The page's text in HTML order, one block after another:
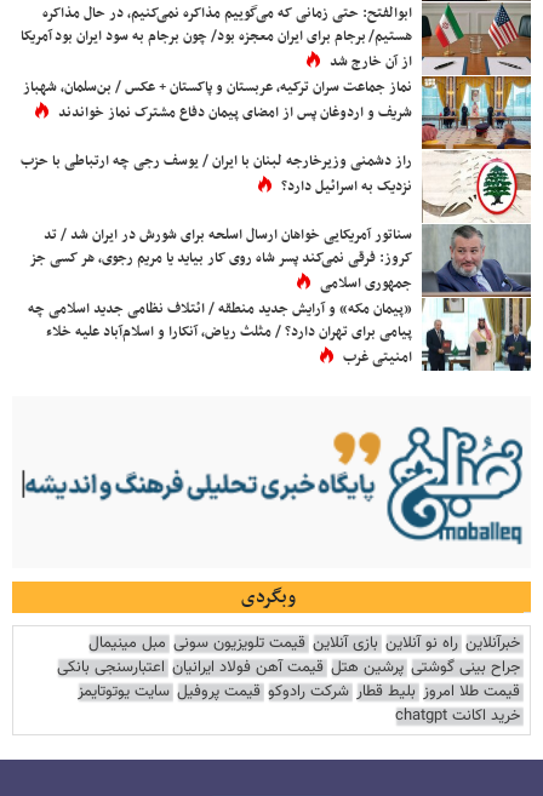
ابوالفتح: حتی زمانی که می‌گوییم مذاکره نمی‌کنیم، در حال مذاکره
هستیم/ برجام برای ایران معجزه بود/ چون برجام به سود ایران بود آمریکا
از آن خارج شد
نماز جماعت سران ترکیه، عربستان و پاکستان + عکس / بن‌سلمان، شهباز
شریف و اردوغان پس از امضای پیمان دفاع مشترک نماز خواندند
راز دشمنی وزیرخارجه لبنان با ایران / یوسف رجی چه ارتباطی با حزب
نزدیک به اسرائیل دارد؟
سناتور آمریکایی خواهان ارسال اسلحه برای شورش در ایران شد / تد
کروز: فرقی نمی‌کند پسر شاه روی کار بیاید یا مریم رجوی، هر کسی جز
جمهوری اسلامی
«پیمان مکه» و آرایش جدید منطقه / ائتلاف نظامی جدید اسلامی چه
پیامی برای تهران دارد؟ / مثلث ریاض، آنکارا و اسلام‌آباد علیه خلاء
امنیتی غرب
وبگردی
خبرآنلاین راه نو آنلاین بازی آنلاین قیمت تلویزیون سونی مبل مینیمال
جراح بینی گوشتی پرشین هتل قیمت آهن فولاد ایرانیان اعتبارسنجی بانکی
قیمت طلا امروز بلیط قطار شرکت رادوکو قیمت پروفیل سایت یوتوتایمز
خرید اکانت chatgpt